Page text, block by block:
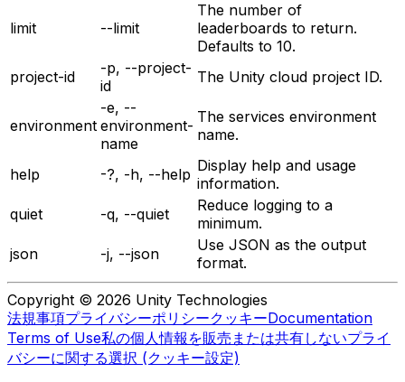
limit --limit
The number of
leaderboards to return.
Defaults to 10.
project-id
-p, --project-
id
The Unity cloud project ID.
environment
-e, --
environment-
name
The services environment
name.
help -?, -h, --help Display help and usage
information.
quiet
-q, --quiet
Reduce logging to a
minimum.
json
-j, --json
Use JSON as the output
format.
Copyright © 2026 Unity Technologies
法規事項プライバシーポリシークッキーDocumentation
Terms of Use私の個人情報を販売または共有しないプライ
バシーに関する選択 (クッキー設定)